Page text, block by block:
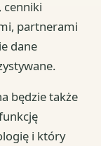
cenniki
partnerami
dane
będzie także
i który